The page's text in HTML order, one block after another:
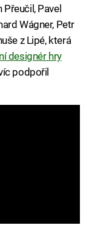
Pavel
Wágner, Petr
z Lipé, která
designér hry
podpořil